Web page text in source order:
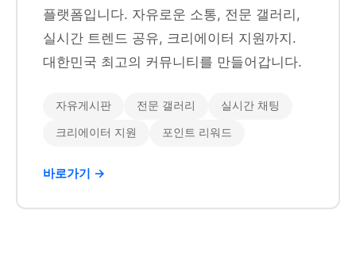
플랫폼입니다. 자유로운 소통, 전문 갤러리,
실시간 트렌드 공유, 크리에이터 지원까지.
대한민국 최고의 커뮤니티를 만들어갑니다.
자유게시판 전문 갤러리 실시간 채팅
크리에이터 지원 포인트 리워드
바로가기 →